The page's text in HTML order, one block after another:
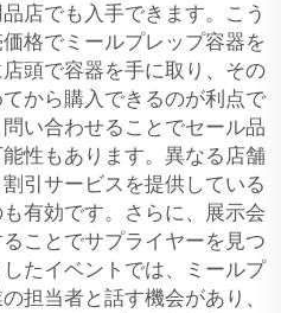
店でも入手できます。こう
格でミールプレップ容器を
頭で容器を手に取り、その
から購入できるのが利点で
い合わせることでセール品
性もあります。異なる店舗
引サービスを提供している
有効です。さらに、展示会
ことでサプライヤーを見つ
たイベントでは、ミールプ
担当者と話す機会があり、